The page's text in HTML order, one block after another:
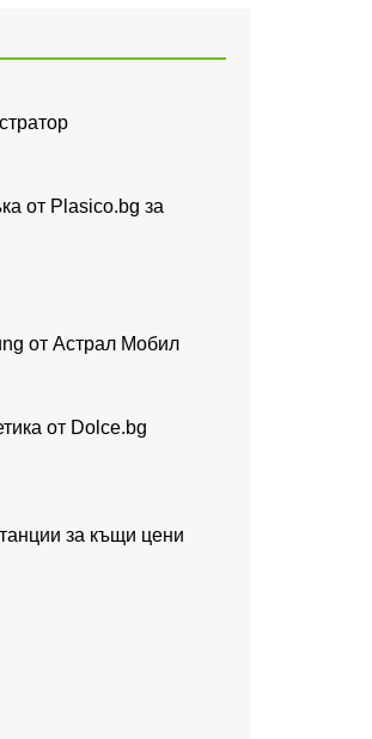
от Plasico.bg за
от Астрал Мобил
от Dolce.bg
за къщи цени